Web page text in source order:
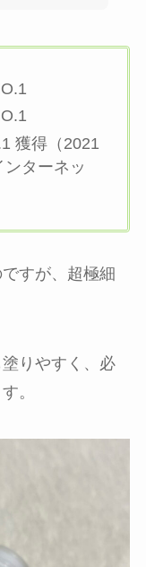
獲得（2021
ターネッ
すが、超極細
りやすく、必
。